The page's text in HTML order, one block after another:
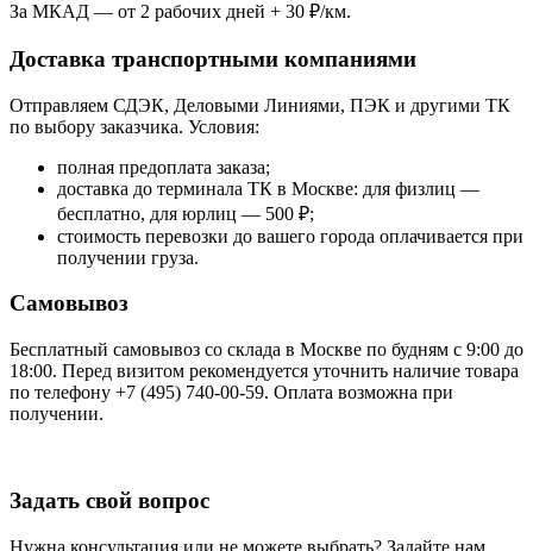
За МКАД — от 2 рабочих дней + 30 ₽/км.
Доставка транспортными компаниями
Отправляем СДЭК, Деловыми Линиями, ПЭК и другими ТК
по выбору заказчика. Условия:
полная предоплата заказа;
доставка до терминала ТК в Москве: для физлиц —
бесплатно, для юрлиц — 500 ₽;
стоимость перевозки до вашего города оплачивается при
получении груза.
Самовывоз
Бесплатный самовывоз со склада в Москве по будням с 9:00 до
18:00. Перед визитом рекомендуется уточнить наличие товара
по телефону +7 (495) 740-00-59. Оплата возможна при
получении.
Задать свой вопрос
Нужна консультация или не можете выбрать? Задайте нам